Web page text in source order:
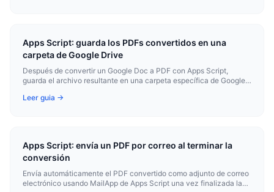
Apps Script: guarda los PDFs convertidos en una
carpeta de Google Drive
Después de convertir un Google Doc a PDF con Apps Script,
guarda el archivo resultante en una carpeta específica de Google
Leer guia →
Apps Script: envía un PDF por correo al terminar la
conversión
Envía automáticamente el PDF convertido como adjunto de correo
electrónico usando MailApp de Apps Script una vez finalizada la